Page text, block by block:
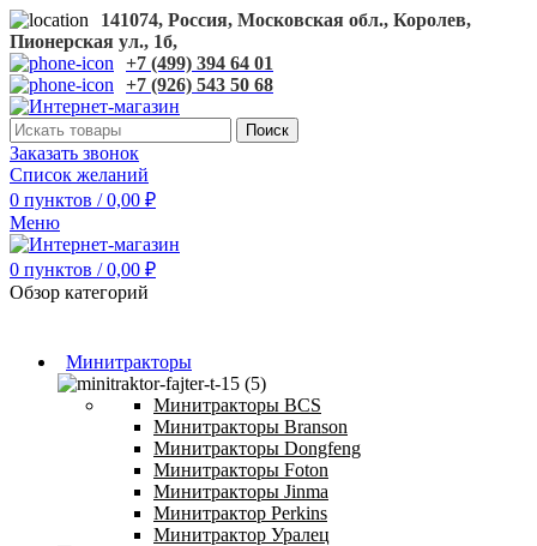
141074, Россия, Московская обл., Королев,
Пионерская ул., 1б,
+7 (499) 394 64 01
+7 (926) 543 50 68
Поиск
Заказать звонок
Список желаний
0 пунктов / 0,00 ₽
Меню
0 пунктов / 0,00 ₽
Обзор категорий
Минитракторы
Минитракторы BCS
Минитракторы Branson
Минитракторы Dongfeng
Минитракторы Foton
Минитракторы Jinma
Минитрактор Perkins
Минитрактор Уралец